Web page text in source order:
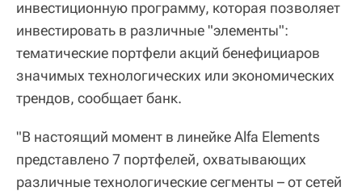
инвестиционную программу, которая позволяет
инвестировать в различные "элементы":
тематические портфели акций бенефициаров
значимых технологических или экономических
трендов, сообщает банк.
"В настоящий момент в линейке Alfa Elements
представлено 7 портфелей, охватывающих
различные технологические сегменты – от сетей